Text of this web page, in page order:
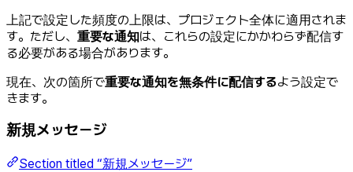
上記で設定した頻度の上限は、プロジェクト全体に適用されま
す。ただし、 重要な通知は、これらの設定にかかわらず配信す
る必要がある場合があります。
現在、次の箇所で重要な通知を無条件に配信するよう設定で
きます。
新規メッセージ
Section titled “新規メッセージ”